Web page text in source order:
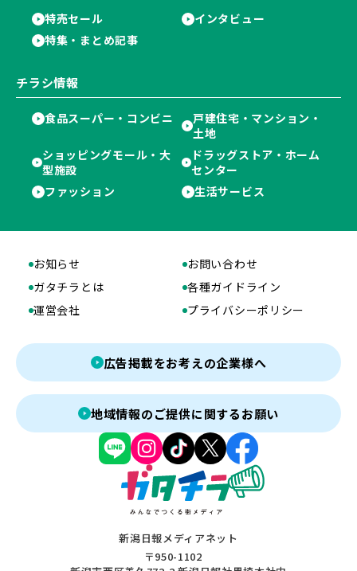
特売セール
インタビュー
特集・まとめ記事
チラシ情報
食品スーパー・コンビニ
戸建住宅・マンション・
土地
ショッピングモール・大
型施設
ドラッグストア・ホーム
センター
ファッション
生活サービス
新潟日報メディアネット
〒950-1102
お知らせ
お問い合わせ
ガタチラとは
各種ガイドライン
運営会社
プライバシーポリシー
広告掲載をお考えの企業様へ
地域情報のご提供に関するお願い